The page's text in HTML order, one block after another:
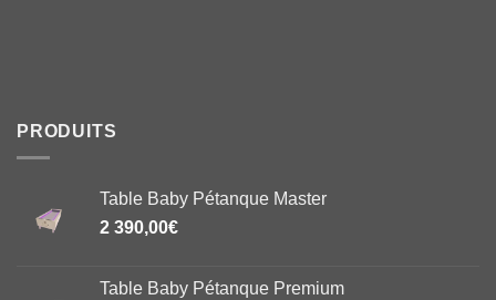
PRODUITS
Table Baby Pétanque Master
2 390,00€
Table Baby Pétanque Premium